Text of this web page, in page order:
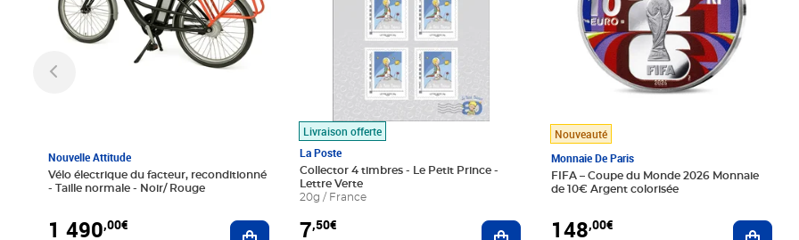
Nouvelle Attitude
Vélo électrique du facteur, reconditionné
- Taille normale - Noir/ Rouge
1 490,00€ Ajouter au panier
Livraison offerte
La Poste
Collector 4 timbres - Le Petit Prince -
Lettre Verte
20g / France
7,50€ Ajouter au panier
Nouveauté
Monnaie De Paris
FIFA – Coupe du Monde 2026 Monnaie
de 10€ Argent colorisée
148,00€